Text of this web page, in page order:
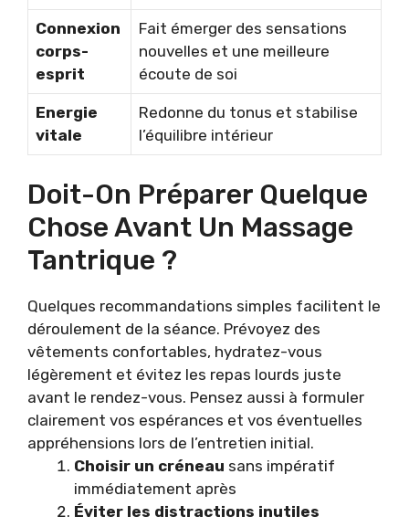
Connexion
corps-
esprit
Fait émerger des sensations
nouvelles et une meilleure
écoute de soi
Energie
vitale
Redonne du tonus et stabilise
l’équilibre intérieur
Doit-On Préparer Quelque
Chose Avant Un Massage
Tantrique ?
Quelques recommandations simples facilitent le
déroulement de la séance. Prévoyez des
vêtements confortables, hydratez-vous
légèrement et évitez les repas lourds juste
avant le rendez-vous. Pensez aussi à formuler
clairement vos espérances et vos éventuelles
appréhensions lors de l’entretien initial.
Choisir un créneau sans impératif
immédiatement après
Éviter les distractions inutiles